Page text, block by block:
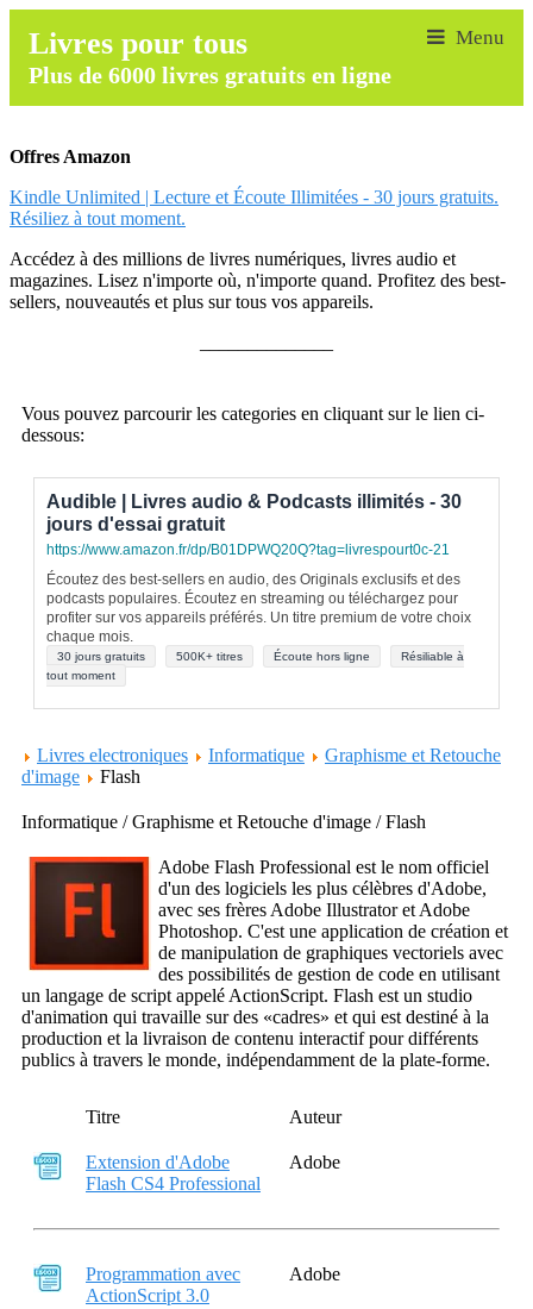
Livres pour tous
Plus de 6000 livres gratuits en ligne
Offres Amazon
Kindle Unlimited | Lecture et Écoute Illimitées - 30 jours gratuits.
Résiliez à tout moment.
Accédez à des millions de livres numériques, livres audio et
magazines. Lisez n'importe où, n'importe quand. Profitez des best-
sellers, nouveautés et plus sur tous vos appareils.
Vous pouvez parcourir les categories en cliquant sur le lien ci-
dessous:
Audible | Livres audio & Podcasts illimités - 30
jours d'essai gratuit
https://www.amazon.fr/dp/B01DPWQ20Q?tag=livrespourt0c-21
Écoutez des best-sellers en audio, des Originals exclusifs et des
podcasts populaires. Écoutez en streaming ou téléchargez pour
profiter sur vos appareils préférés. Un titre premium de votre choix
chaque mois.
30 jours gratuits 500K+ titres Écoute hors ligne
Résiliable à
tout moment
Livres electroniques Informatique
Graphisme et Retouche
d'image
Flash
Informatique / Graphisme et Retouche d'image / Flash
Adobe Flash Professional est le nom officiel
d'un des logiciels les plus célèbres d'Adobe,
avec ses frères Adobe Illustrator et Adobe
Photoshop. C'est une application de création et
de manipulation de graphiques vectoriels avec
des possibilités de gestion de code en utilisant
un langage de script appelé ActionScript. Flash est un studio
d'animation qui travaille sur des «cadres» et qui est destiné à la
production et la livraison de contenu interactif pour différents
publics à travers le monde, indépendamment de la plate-forme.
Titre Auteur
Extension d'Adobe
Flash CS4 Professional
Adobe
Programmation avec
ActionScript 3.0
Adobe